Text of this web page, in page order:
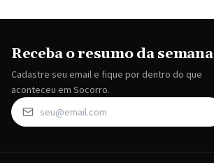
Receba o resumo da semana
Cadastre seu email e fique por dentro do que
aconteceu em Socorro.